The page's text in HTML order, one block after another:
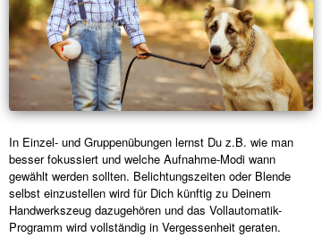
In Einzel- und Gruppenübungen lernst Du z.B. wie man
besser fokussiert und welche Aufnahme-Modi wann
gewählt werden sollten. Belichtungszeiten oder Blende
selbst einzustellen wird für Dich künftig zu Deinem
Handwerkszeug dazugehören und das Vollautomatik-
Programm wird vollständig in Vergessenheit geraten.